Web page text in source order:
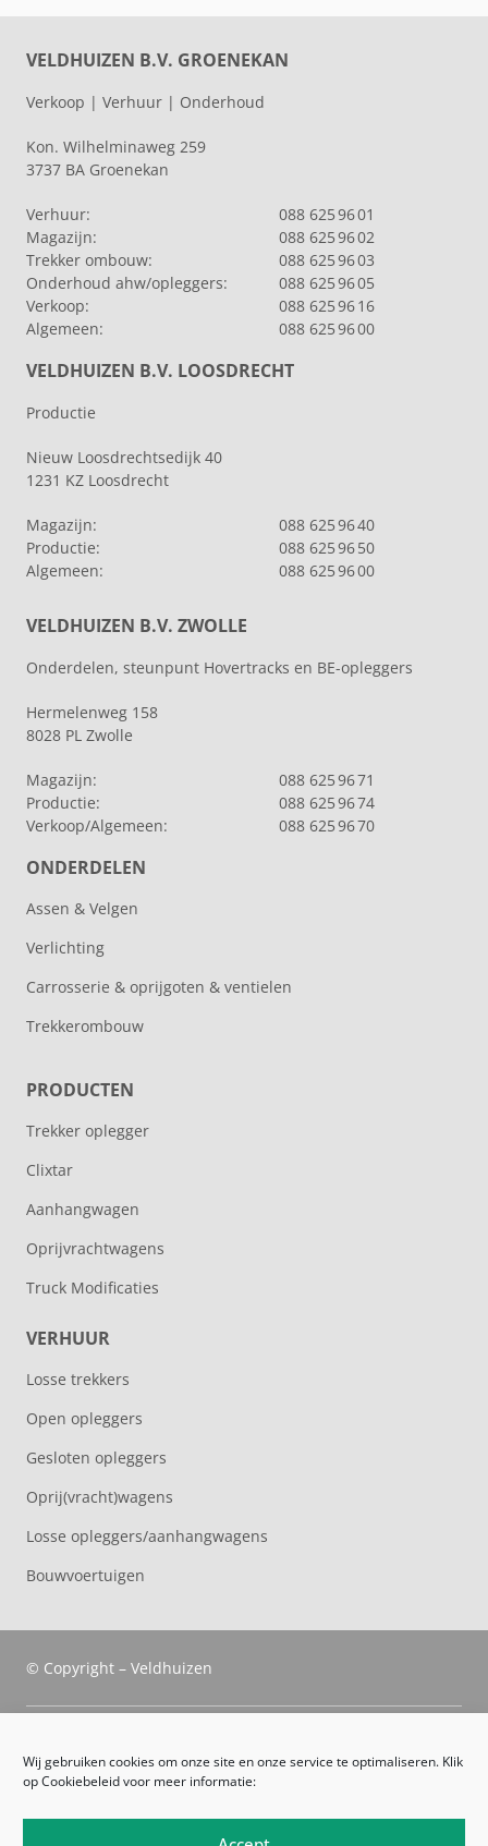
Wij gebruiken cookies om onze site en onze service te optimaliseren. Klik
op Cookiebeleid voor meer informatie:
VELDHUIZEN B.V. GROENEKAN
Verkoop | Verhuur | Onderhoud
Kon. Wilhelminaweg 259
3737 BA Groenekan
Verhuur:
088 625 96 01
Magazijn:
088 625 96 02
Trekker ombouw:
088 625 96 03
Onderhoud ahw/opleggers:
088 625 96 05
Verkoop:
088 625 96 16
Algemeen:
088 625 96 00
VELDHUIZEN B.V. LOOSDRECHT
Productie
Nieuw Loosdrechtsedijk 40
1231 KZ Loosdrecht
Magazijn:
088 625 96 40
Productie:
088 625 96 50
Algemeen:
088 625 96 00
VELDHUIZEN B.V. ZWOLLE
Onderdelen, steunpunt Hovertracks en BE-opleggers
Hermelenweg 158
8028 PL Zwolle
Magazijn:
088 625 96 71
Productie:
088 625 96 74
Verkoop/Algemeen:
088 625 96 70
ONDERDELEN
Assen & Velgen
Verlichting
Carrosserie & oprijgoten & ventielen
Trekkerombouw
PRODUCTEN
Trekker oplegger
Clixtar
Aanhangwagen
Oprijvrachtwagens
Truck Modificaties
VERHUUR
Losse trekkers
Open opleggers
Gesloten opleggers
Oprij(vracht)wagens
Losse opleggers/aanhangwagens
Bouwvoertuigen
© Copyright – Veldhuizen
Route